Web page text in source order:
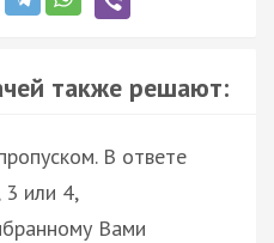
также решают:
В ответе
или 4,
Вами